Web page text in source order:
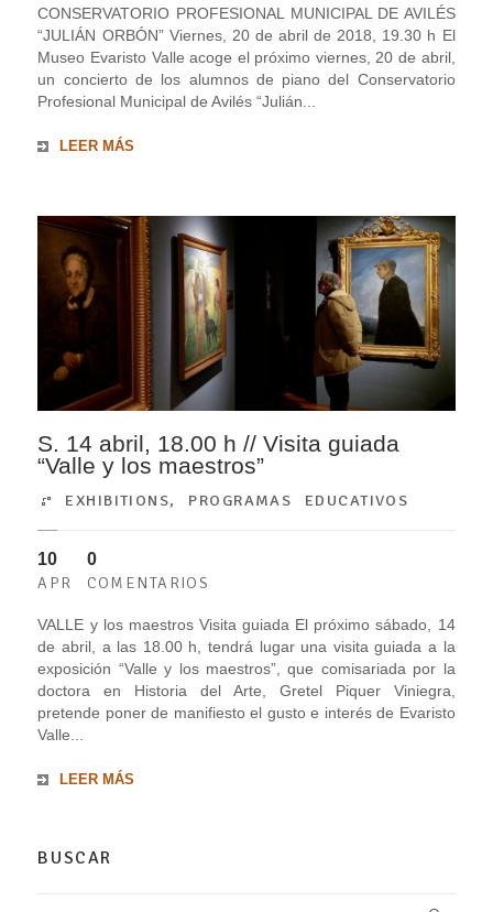
CONSERVATORIO PROFESIONAL MUNICIPAL DE AVILÉS
“JULIÁN ORBÓN” Viernes, 20 de abril de 2018, 19.30 h El
Museo Evaristo Valle acoge el próximo viernes, 20 de abril,
un concierto de los alumnos de piano del Conservatorio
Profesional Municipal de Avilés “Julián...
LEER MÁS
S. 14 abril, 18.00 h // Visita guiada
“Valle y los maestros”
EXHIBITIONS, PROGRAMAS EDUCATIVOS
10
APR
0
COMENTARIOS
VALLE y los maestros Visita guiada El próximo sábado, 14
de abril, a las 18.00 h, tendrá lugar una visita guiada a la
exposición “Valle y los maestros”, que comisariada por la
doctora en Historia del Arte, Gretel Piquer Viniegra,
pretende poner de manifiesto el gusto e interés de Evaristo
Valle...
LEER MÁS
BUSCAR